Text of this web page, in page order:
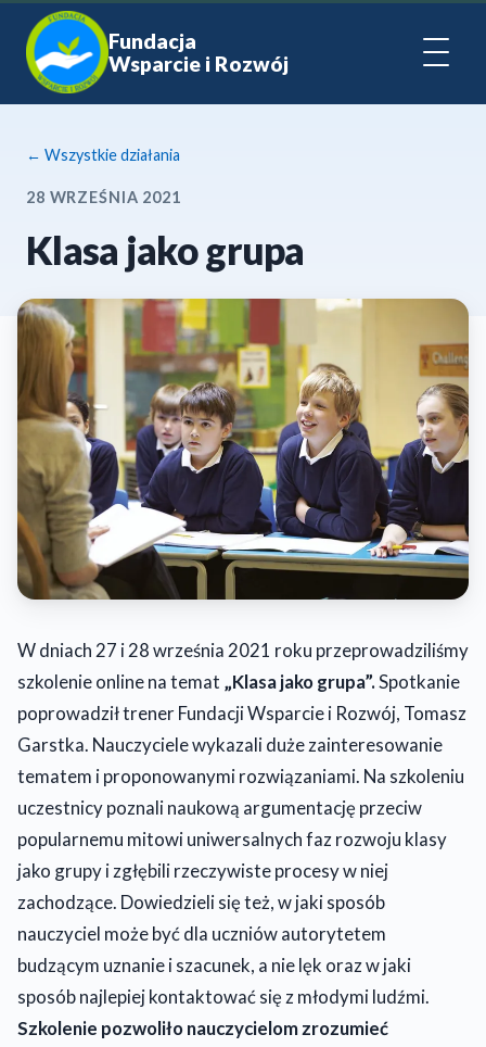
Fundacja
Wsparcie i Rozwój
← Wszystkie działania
28 WRZEŚNIA 2021
Klasa jako grupa
W dniach 27 i 28 września 2021 roku przeprowadziliśmy
szkolenie online na temat „Klasa jako grupa”.Spotkanie
poprowadził trener Fundacji Wsparcie i Rozwój, Tomasz
Garstka. Nauczyciele wykazali duże zainteresowanie
tematem i proponowanymi rozwiązaniami. Na szkoleniu
uczestnicy poznali naukową argumentację przeciw
popularnemu mitowi uniwersalnych faz rozwoju klasy
jako grupy i zgłębili rzeczywiste procesy w niej
zachodzące. Dowiedzieli się też, w jaki sposób
nauczyciel może być dla uczniów autorytetem
budzącym uznanie i szacunek, a nie lęk oraz w jaki
sposób najlepiej kontaktować się z młodymi ludźmi.
Szkolenie pozwoliło nauczycielom zrozumieć